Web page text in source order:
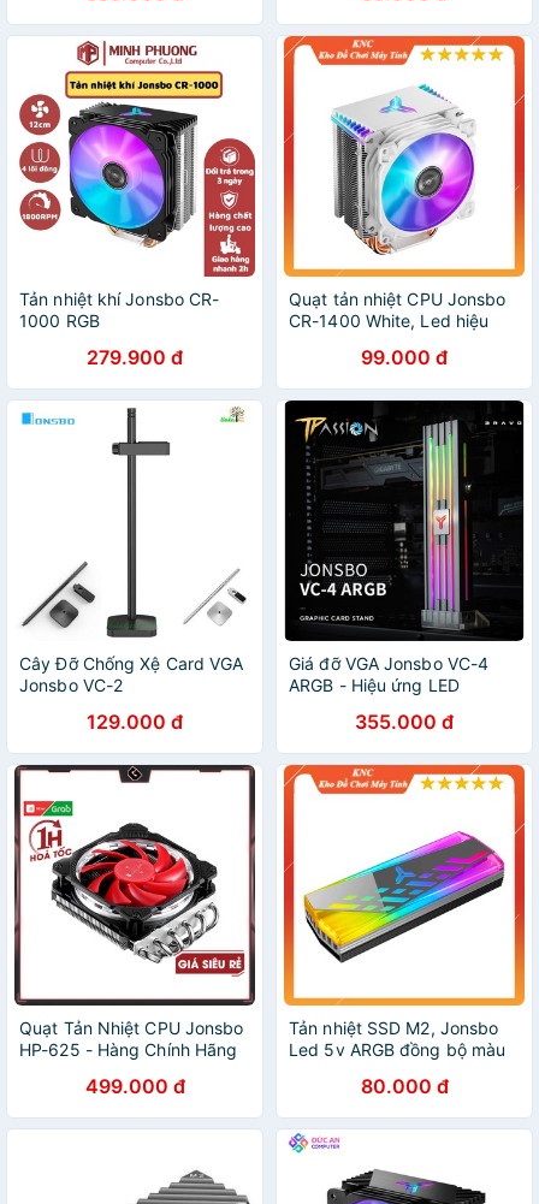
Tản nhiệt khí Jonsbo CR-
1000 RGB
279.900 đ
Quạt tản nhiệt CPU Jonsbo
CR-1400 White, Led hiệu
ống đồng tản nhiệt
99.000 đ
Cây Đỡ Chống Xệ Card VGA
Jonsbo VC-2
129.000 đ
Giá đỡ VGA Jonsbo VC-4
ARGB - Hiệu ứng LED
rainbow rực rỡ, cây chống
card màn hình thép chắc
chắn
355.000 đ
Quạt Tản Nhiệt CPU Jonsbo
HP-625 - Hàng Chính Hãng
499.000 đ
Tản nhiệt SSD M2, Jonsbo
Led 5v ARGB đồng bộ màu
80.000 đ